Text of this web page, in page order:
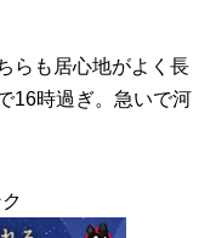
らも居心地がよく長
16時過ぎ。急いで河